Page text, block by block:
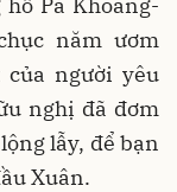
năm ươm
người yêu
nghị đã đơm
lẫy, để bạn
Xuân.